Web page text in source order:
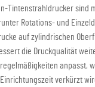
Tintenstrahldrucker sind
Rotations- und
auf zylindrischen
die Druckqualität
anpasst,
verkürzt